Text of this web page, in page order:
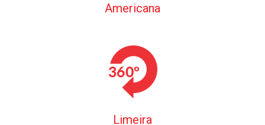
Americana
Limeira